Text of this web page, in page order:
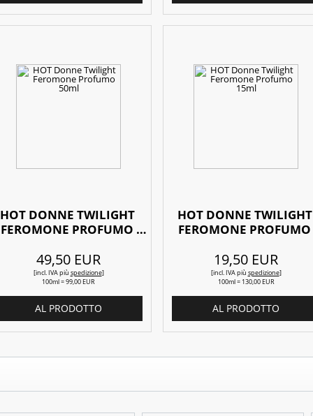
HOT DONNE TWILIGHT
FEROMONE PROFUMO
49,50 EUR
[incl. IVApiù spedizione]
100ml = 99,00 EUR
AL PRODOTTO
HOT DONNE TWILIGHT
FEROMONE PROFUMO
19,50 EUR
[incl. IVApiù spedizione]
100ml = 130,00 EUR
AL PRODOTTO